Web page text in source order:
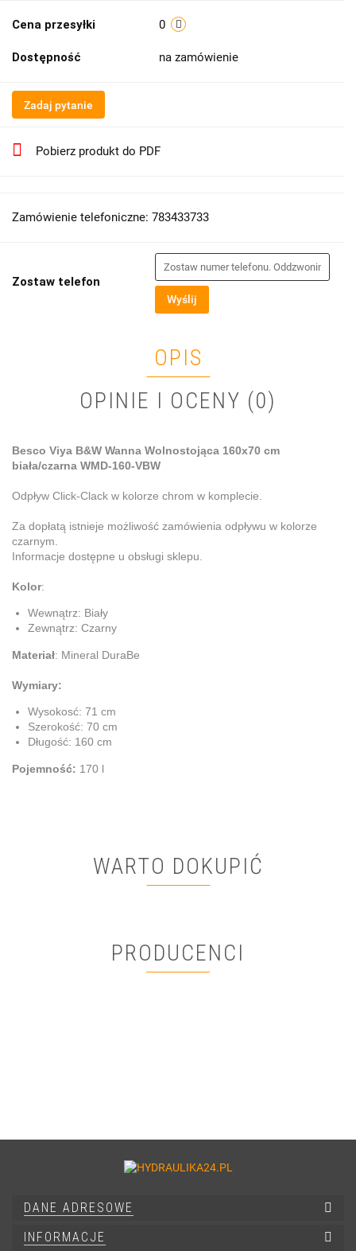
Cena przesyłki 0
Dostępność na zamówienie
Zadaj pytanie
Pobierz produkt do PDF
Zamówienie telefoniczne: 783433733
Zostaw telefon
Wyślij
OPIS
OPINIE I OCENY (0)
Besco Viya B&W Wanna Wolnostojąca 160x70 cm
biała/czarna WMD-160-VBW
Odpływ Click-Clack w kolorze chrom w komplecie.
Za dopłatą istnieje możliwość zamówienia odpływu w kolorze
czarnym.
Informacje dostępne u obsługi sklepu.
Kolor:
Wewnątrz: Biały
Zewnątrz: Czarny
Materiał: Mineral DuraBe
Wymiary:
Wysokosć: 71 cm
Szerokość: 70 cm
Długość: 160 cm
Pojemność: 170 l
WARTO DOKUPIĆ
PRODUCENCI
DANE ADRESOWE
INFORMACJE